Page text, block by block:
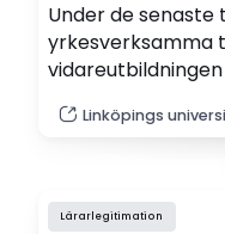
Under de senaste
yrkesverksamma
regeringen har
personer som
legitimerade lärare.
Linköpings
Lärarlegitimation